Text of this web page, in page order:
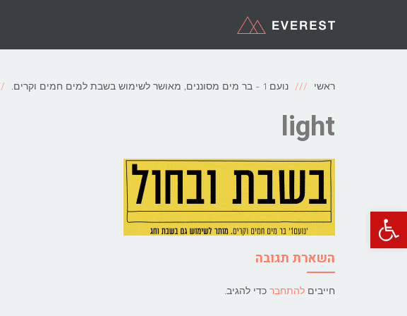
פתח סרגל נגישות
ראשי נועם 1 - בר מים מסוננים, מאושר לשימוש בשבת למים חמים וקרים.
light
השארת תגובה
חייבים להתחבר כדי להגיב.